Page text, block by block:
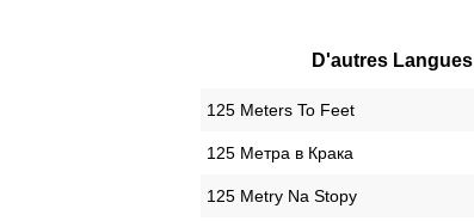
D'autres Langues
‎125 Meters To Feet
‎125 Метра в Крака
‎125 Metry Na Stopy